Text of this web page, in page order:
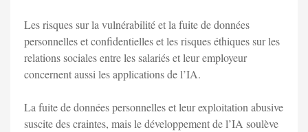
Les risques sur la vulnérabilité et la fuite de données
personnelles et confidentielles et les risques éthiques sur les
relations sociales entre les salariés et leur employeur
concernent aussi les applications de l’IA.
La fuite de données personnelles et leur exploitation abusive
suscite des craintes, mais le développement de l’IA soulève